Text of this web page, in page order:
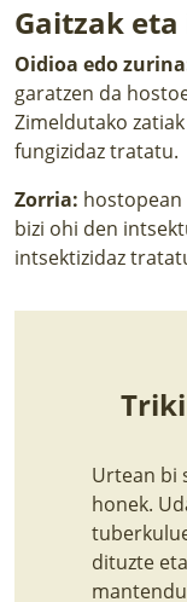
Gaitzak
Oidioa edo
garatzen da
Zimeldutako
fungizidaz tratatu.
Zorria:
bizi ohi den
intsektizidaz
Urtean bi
honek.
dituzte